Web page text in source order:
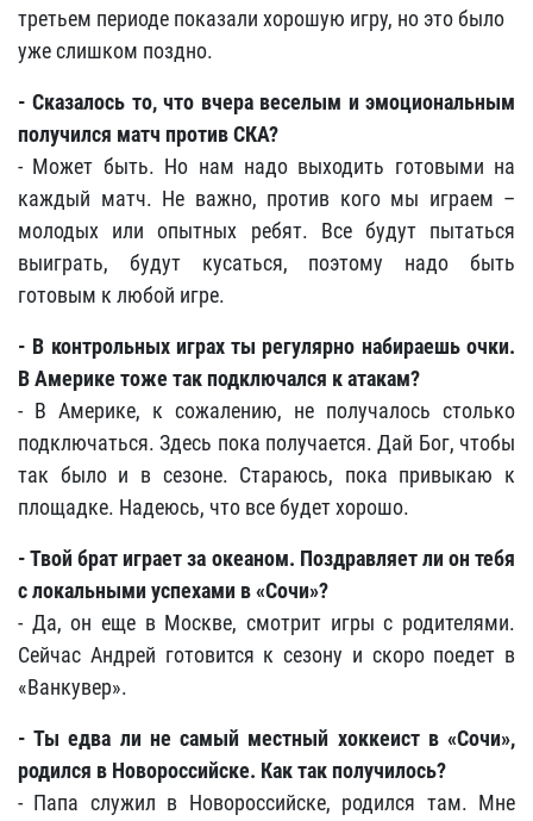
третьем периоде показали хорошую игру, но это было
уже слишком поздно.
- Сказалось то, что вчера веселым и эмоциональным
получился матч против СКА?
- Может быть. Но нам надо выходить готовыми на
каждый матч. Не важно, против кого мы играем –
молодых или опытных ребят. Все будут пытаться
выиграть, будут кусаться, поэтому надо быть
готовым к любой игре.
- В контрольных играх ты регулярно набираешь очки.
В Америке тоже так подключался к атакам?
- В Америке, к сожалению, не получалось столько
подключаться. Здесь пока получается. Дай Бог, чтобы
так было и в сезоне. Стараюсь, пока привыкаю к
площадке. Надеюсь, что все будет хорошо.
- Твой брат играет за океаном. Поздравляет ли он тебя
с локальными успехами в «Сочи»?
- Да, он еще в Москве, смотрит игры с родителями.
Сейчас Андрей готовится к сезону и скоро поедет в
«Ванкувер».
- Ты едва ли не самый местный хоккеист в «Сочи»,
родился в Новороссийске. Как так получилось?
- Папа служил в Новороссийске, родился там. Мне